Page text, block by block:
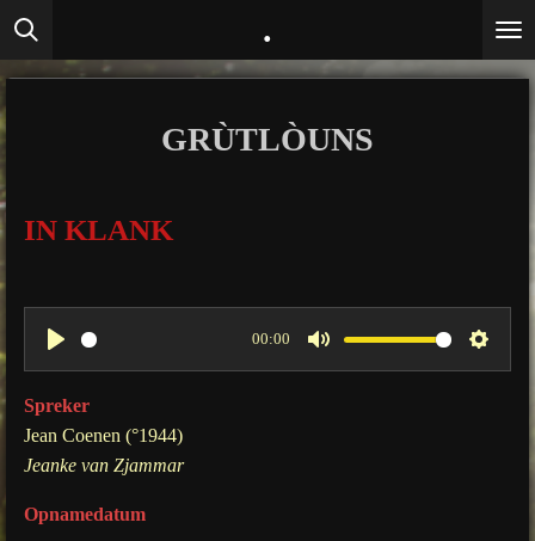
Ga
direct
naar
.
GRÙTLÒUNS
IN KLANK
P
l
a
y
00:00
M
S
Spreker
Jean Coenen (°1944)
Jeanke van Zjammar
Opnamedatum